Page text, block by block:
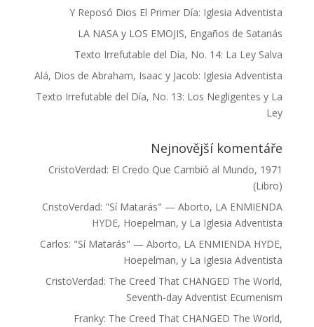
Y Reposó Dios El Primer Día: Iglesia Adventista
LA NASA y LOS EMOJIS, Engaños de Satanás
Texto Irrefutable del Día, No. 14: La Ley Salva
Alá, Dios de Abraham, Isaac y Jacob: Iglesia Adventista
Texto Irrefutable del Día, No. 13: Los Negligentes y La
Ley
Nejnovější komentáře
CristoVerdad: El Credo Que Cambió al Mundo, 1971
(Libro)
CristoVerdad: "Sí Matarás" — Aborto, LA ENMIENDA
HYDE, Hoepelman, y La Iglesia Adventista
Carlos: "Sí Matarás" — Aborto, LA ENMIENDA HYDE,
Hoepelman, y La Iglesia Adventista
CristoVerdad: The Creed That CHANGED The World,
Seventh-day Adventist Ecumenism
Franky: The Creed That CHANGED The World,